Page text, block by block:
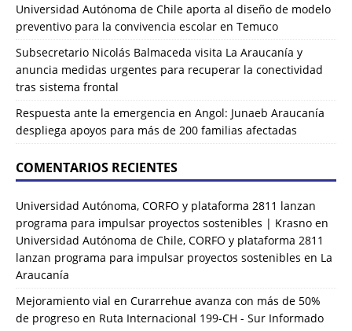
Universidad Autónoma de Chile aporta al diseño de modelo
preventivo para la convivencia escolar en Temuco
Subsecretario Nicolás Balmaceda visita La Araucanía y
anuncia medidas urgentes para recuperar la conectividad
tras sistema frontal
Respuesta ante la emergencia en Angol: Junaeb Araucanía
despliega apoyos para más de 200 familias afectadas
COMENTARIOS RECIENTES
Universidad Autónoma, CORFO y plataforma 2811 lanzan
programa para impulsar proyectos sostenibles | Krasno en
Universidad Autónoma de Chile, CORFO y plataforma 2811
lanzan programa para impulsar proyectos sostenibles en La
Araucanía
Mejoramiento vial en Curarrehue avanza con más de 50%
de progreso en Ruta Internacional 199-CH - Sur Informado